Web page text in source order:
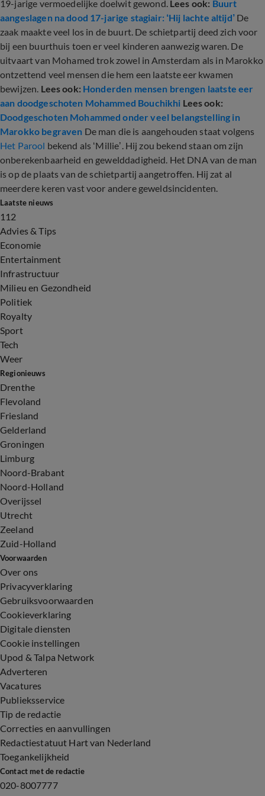
19-jarige vermoedelijke doelwit gewond. Lees ook: Buurt
aangeslagen na dood 17-jarige stagiair: ‘Hij lachte altijd’De
zaak maakte veel los in de buurt. De schietpartij deed zich voor
bij een buurthuis toen er veel kinderen aanwezig waren. De
uitvaart van Mohamed trok zowel in Amsterdam als in Marokko
ontzettend veel mensen die hem een laatste eer kwamen
bewijzen. Lees ook: Honderden mensen brengen laatste eer
aan doodgeschoten Mohammed Bouchikhi Lees ook:
Doodgeschoten Mohammed onder veel belangstelling in
Marokko begraven De man die is aangehouden staat volgens
Het Parool bekend als ‘Millie’. Hij zou bekend staan om zijn
onberekenbaarheid en gewelddadigheid. Het DNA van de man
is op de plaats van de schietpartij aangetroffen. Hij zat al
meerdere keren vast voor andere geweldsincidenten.
Laatste nieuws
112
Advies & Tips
Economie
Entertainment
Infrastructuur
Milieu en Gezondheid
Politiek
Royalty
Sport
Tech
Weer
Regionieuws
Drenthe
Flevoland
Friesland
Gelderland
Groningen
Limburg
Noord-Brabant
Noord-Holland
Overijssel
Utrecht
Zeeland
Zuid-Holland
Voorwaarden
Over ons
Privacyverklaring
Gebruiksvoorwaarden
Cookieverklaring
Digitale diensten
Cookie instellingen
Upod & Talpa Network
Adverteren
Vacatures
Publieksservice
Tip de redactie
Correcties en aanvullingen
Redactiestatuut Hart van Nederland
Toegankelijkheid
Contact met de redactie
020-8007777